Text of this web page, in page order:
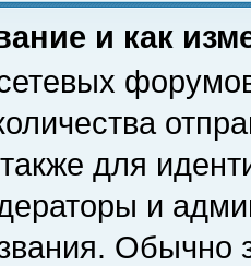
и как
для
и
Обычно